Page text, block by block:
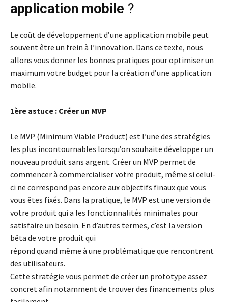
application mobile ?
Le coût de développement d’une application mobile peut
souvent être un frein à l’innovation. Dans ce texte, nous
allons vous donner les bonnes pratiques pour optimiser un
maximum votre budget pour la création d’une application
mobile.
1ère astuce : Créer un MVP
Le MVP (Minimum Viable Product) est l’une des stratégies
les plus incontournables lorsqu’on souhaite développer un
nouveau produit sans argent. Créer un MVP permet de
commencer à commercialiser votre produit, même si celui-
ci ne correspond pas encore aux objectifs finaux que vous
vous êtes fixés. Dans la pratique, le MVP est une version de
votre produit qui a les fonctionnalités minimales pour
satisfaire un besoin. En d’autres termes, c’est la version
bêta de votre produit qui
répond quand même à une problématique que rencontrent
des utilisateurs.
Cette stratégie vous permet de créer un prototype assez
concret afin notamment de trouver des financements plus